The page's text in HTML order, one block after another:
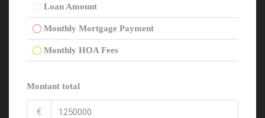
Loan Amount
Monthly Mortgage Payment
Monthly HOA Fees
Montant total
€